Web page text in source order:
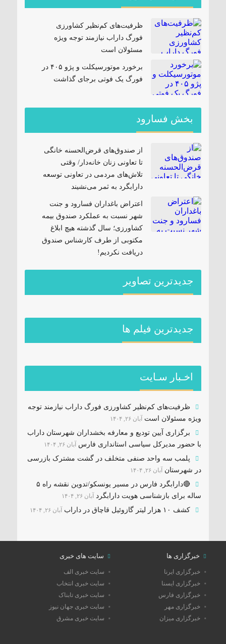
ظرفیت‌های کم‌نظیر کشاورزی
فورگ داراب نیازمند توجه ویژه
مسئولان است
برخورد موتورسیکلت و پژو ۴۰۵ در
فورگ یک فوتی برجای گذاشت
بخش فسارود
از صندوق‌های قرض‌الحسنه خانگی
تا تعاونی زنان خانه‌دار/ وقتی
تلاش‌های مردمی در تعاونی توسعه
دارابگرد به ثمر می‌نشیند
اعتراض باغداران فسارود و جنت
شهر نسبت به عملکرد صندوق بیمه
کشاورزی؛ سال گذشته هیچ ابلاغ
مکتوبی از طرف کارشناس صندوق
دریافت نکردیم!
جدیدترین تصاویر
جديدترين فیلم ها
اخـبار سـایت
ظرفیت‌های کم‌نظیر کشاورزی فورگ داراب نیازمند توجه
ویژه مسئولان است آبان ۲۶, ۱۴۰۴
برگزاری آیین تودیع و معارفه بخشداران شهرستان داراب
با حضور مدیرکل سیاسی استانداری فارس آبان ۲۶, ۱۴۰۴
پلمب سه واحد صنفی متخلف در گشت مشترک بازرسی
در شهرستان آبان ۲۶, ۱۴۰۴
🔴دارابگرد فارس در مسیر یونسکو/تدوین نقشه راه ۵
ساله برای بازشناسی هویت دارابگرد آبان ۲۶, ۱۴۰۴
کشف ۱۰ هزار لیتر گازوئیل قاچاق در داراب آبان ۲۶, ۱۴۰۴
خبرگزاری ها
خبرگزاری ایرنا
خبرگزاری ایسنا
خبرگزاری فارس
خبرگزاری مهر
خبرگزاری میزان
سایت های خبری
سایت خبری الف
سایت خبری انتخاب
سایت خبری تابناک
سایت خبری جهان نیوز
سایت خبری مشرق